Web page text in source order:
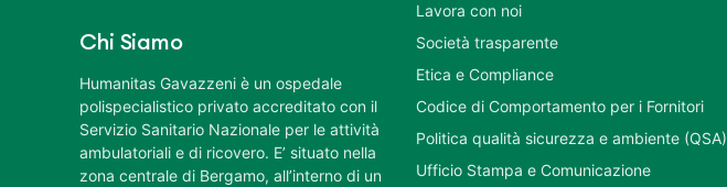
Chi Siamo
Humanitas Gavazzeni è un ospedale
polispecialistico privato accreditato con il
Servizio Sanitario Nazionale per le attività
ambulatoriali e di ricovero. E’ situato nella
zona centrale di Bergamo, all’interno di un
Lavora con noi
Società trasparente
Etica e Compliance
Codice di Comportamento per i Fornitori
Politica qualità sicurezza e ambiente (QSA)
Ufficio Stampa e Comunicazione